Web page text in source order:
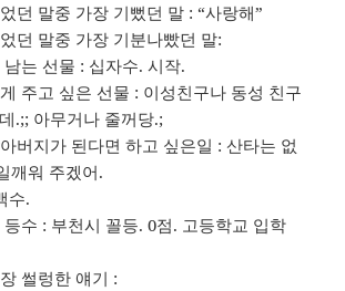
던 말중 가장 기뻤던 말 : “사랑해”
던 말중 가장 기분나빴던 말:
는 선물 : 십자수. 시작.
주고 싶은 선물 : 이성친구나 동성 친구
.;; 아무거나 줄꺼당.;
버지가 된다면 하고 싶은일 : 산타는 없
깨워 주겠어.
수.
수 : 부천시 꼴등. 0점. 고등학교 입학
썰렁한 얘기 :